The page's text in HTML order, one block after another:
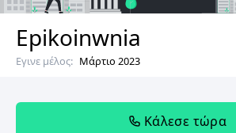
Epikoinwnia
Εγινε μέλος: Μάρτιο 2023
Κάλεσε τώρα